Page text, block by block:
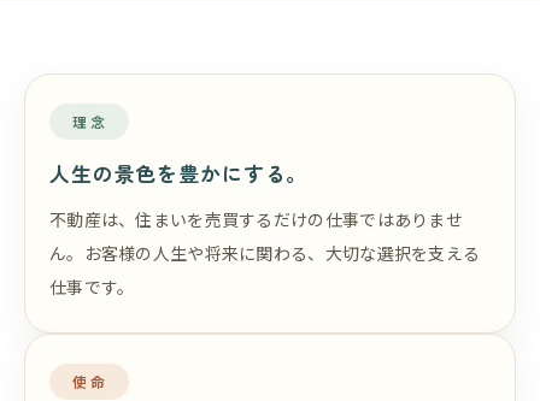
理念
人生の景色を豊かにする。
不動産は、住まいを売買するだけの仕事ではありませ
ん。お客様の人生や将来に関わる、大切な選択を支える
仕事です。
使命